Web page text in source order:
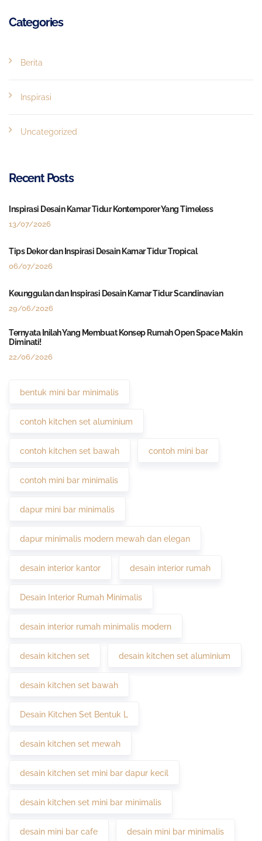
Categories
Berita
Inspirasi
Uncategorized
Recent Posts
Inspirasi Desain Kamar Tidur Kontemporer Yang Timeless
13/07/2026
Tips Dekor dan Inspirasi Desain Kamar Tidur Tropical
06/07/2026
Keunggulan dan Inspirasi Desain Kamar Tidur Scandinavian
29/06/2026
Ternyata Inilah Yang Membuat Konsep Rumah Open Space Makin
Diminati!
22/06/2026
bentuk mini bar minimalis
contoh kitchen set aluminium
contoh kitchen set bawah contoh mini bar
contoh mini bar minimalis
dapur mini bar minimalis
dapur minimalis modern mewah dan elegan
desain interior kantor desain interior rumah
Desain Interior Rumah Minimalis
desain interior rumah minimalis modern
desain kitchen set desain kitchen set aluminium
desain kitchen set bawah
Desain Kitchen Set Bentuk L
desain kitchen set mewah
desain kitchen set mini bar dapur kecil
desain kitchen set mini bar minimalis
desain mini bar cafe desain mini bar minimalis